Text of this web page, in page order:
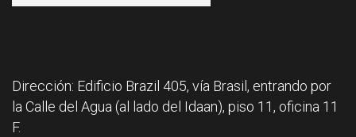
Dirección: Edificio Brazil 405, vía Brasil, entrando por
la Calle del Agua (al lado del Idaan), piso 11, oficina 11
F.